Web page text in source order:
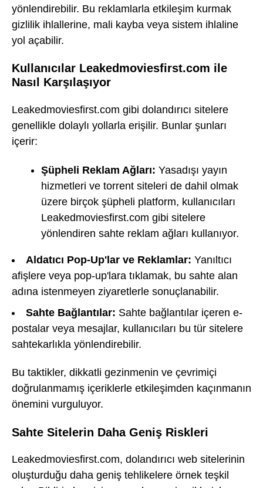
yönlendirebilir. Bu reklamlarla etkileşim kurmak
gizlilik ihlallerine, mali kayba veya sistem ihlaline
yol açabilir.
Kullanıcılar Leakedmoviesfirst.com ile
Nasıl Karşılaşıyor
Leakedmoviesfirst.com gibi dolandırıcı sitelere
genellikle dolaylı yollarla erişilir. Bunlar şunları
içerir:
Şüpheli Reklam Ağları: Yasadışı yayın
hizmetleri ve torrent siteleri de dahil olmak
üzere birçok şüpheli platform, kullanıcıları
Leakedmoviesfirst.com gibi sitelere
yönlendiren sahte reklam ağları kullanıyor.
Aldatıcı Pop-Up'lar ve Reklamlar: Yanıltıcı
afişlere veya pop-up'lara tıklamak, bu sahte alan
adına istenmeyen ziyaretlerle sonuçlanabilir.
Sahte Bağlantılar: Sahte bağlantılar içeren e-
postalar veya mesajlar, kullanıcıları bu tür sitelere
sahtekarlıkla yönlendirebilir.
Bu taktikler, dikkatli gezinmenin ve çevrimiçi
doğrulanmamış içeriklerle etkileşimden kaçınmanın
önemini vurguluyor.
Sahte Sitelerin Daha Geniş Riskleri
Leakedmoviesfirst.com, dolandırıcı web sitelerinin
oluşturduğu daha geniş tehlikelere örnek teşkil